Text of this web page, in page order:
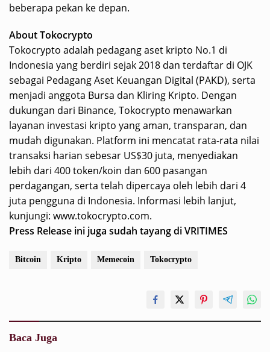
beberapa pekan ke depan.
About Tokocrypto
Tokocrypto adalah pedagang aset kripto No.1 di
Indonesia yang berdiri sejak 2018 dan terdaftar di OJK
sebagai Pedagang Aset Keuangan Digital (PAKD), serta
menjadi anggota Bursa dan Kliring Kripto. Dengan
dukungan dari Binance, Tokocrypto menawarkan
layanan investasi kripto yang aman, transparan, dan
mudah digunakan. Platform ini mencatat rata-rata nilai
transaksi harian sebesar US$30 juta, menyediakan
lebih dari 400 token/koin dan 600 pasangan
perdagangan, serta telah dipercaya oleh lebih dari 4
juta pengguna di Indonesia. Informasi lebih lanjut,
kunjungi: www.tokocrypto.com.
Press Release ini juga sudah tayang diVRITIMES
Bitcoin Kripto Memecoin Tokocrypto
Baca Juga